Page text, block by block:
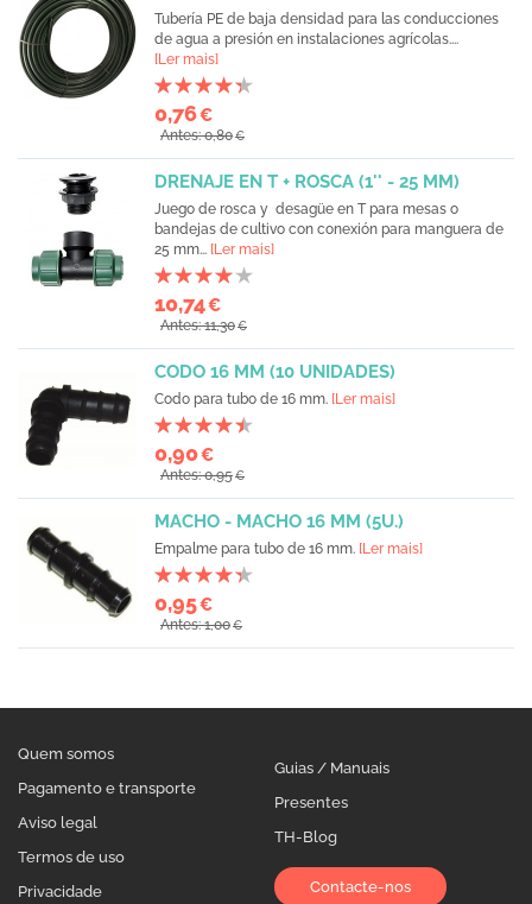
Tubería PE de baja densidad para las conducciones
de agua a presión en instalaciones agrícolas....
[Ler mais]
0,76€
Antes: 0,80€
DRENAJE EN T + ROSCA (1'' - 25 MM)
Juego de rosca y desagüe en T para mesas o
bandejas de cultivo con conexión para manguera de
25 mm... [Ler mais]
10,74€
Antes: 11,30€
CODO 16 MM (10 UNIDADES)
Codo para tubo de 16 mm. [Ler mais]
0,90€
Antes: 0,95€
MACHO - MACHO 16 MM (5U.)
Empalme para tubo de 16 mm. [Ler mais]
0,95€
Antes: 1,00€
Quem somos
Pagamento e transporte
Aviso legal
Termos de uso
Privacidade
Guias / Manuais
Presentes
TH-Blog
Contacte-nos